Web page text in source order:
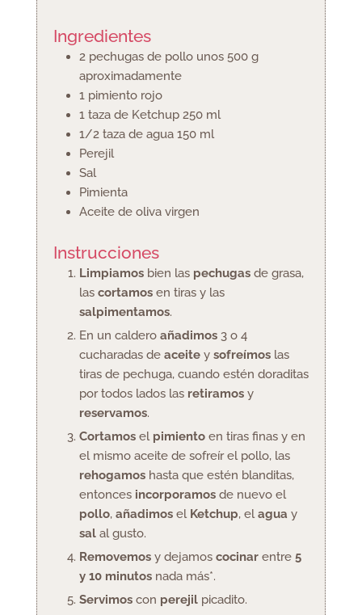
Ingredientes
2 pechugas de pollo unos 500 g
aproximadamente
1 pimiento rojo
1 taza de Ketchup 250 ml
1/2 taza de agua 150 ml
Perejil
Sal
Pimienta
Aceite de oliva virgen
Instrucciones
Limpiamos bien las pechugas de grasa,
las cortamos en tiras y las
salpimentamos.
En un caldero añadimos 3 o 4
cucharadas de aceite y sofreímos las
tiras de pechuga, cuando estén doraditas
por todos lados las retiramos y
reservamos.
Cortamos el pimiento en tiras finas y en
el mismo aceite de sofreír el pollo, las
rehogamos hasta que estén blanditas,
entonces incorporamos de nuevo el
pollo, añadimos el Ketchup, elagua y
sal al gusto.
Removemos y dejamos cocinar entre5
y 10 minutosnada más*.
Servimos con perejil picadito.